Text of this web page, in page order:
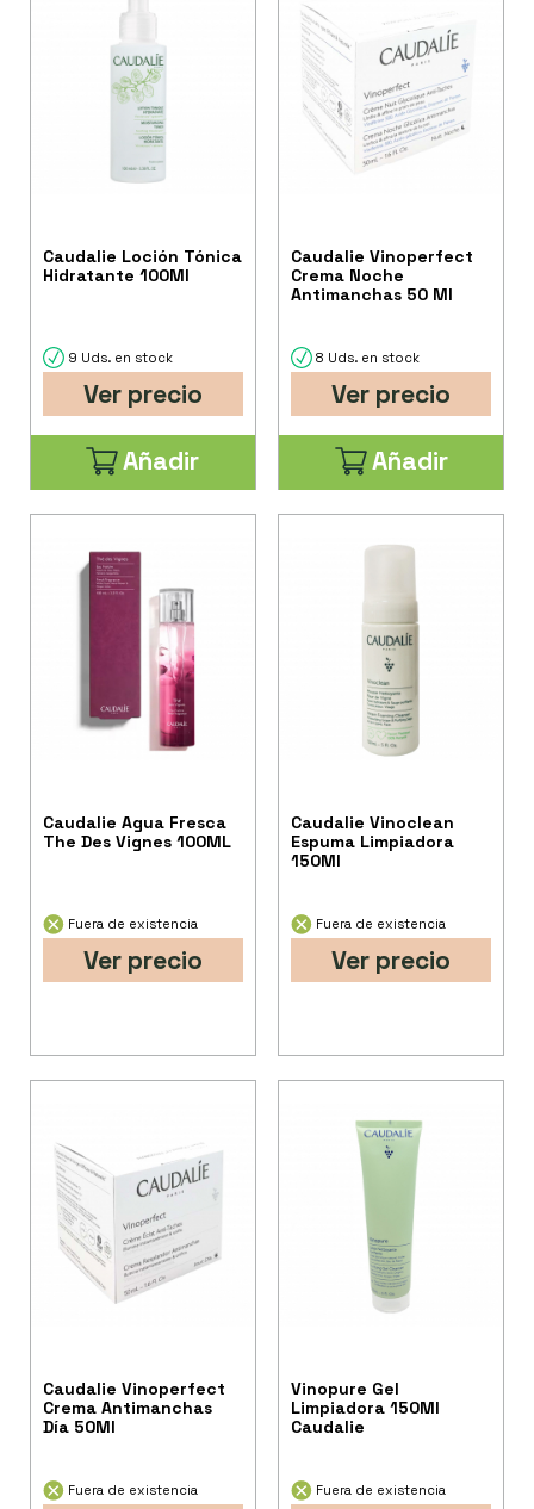
Caudalie Loción Tónica
Hidratante 100Ml
9 Uds. en stock
Ver precio
Añadir
Caudalie Vinoperfect
Crema Noche
Antimanchas 50 Ml
8 Uds. en stock
Ver precio
Añadir
Caudalie Agua Fresca
The Des Vignes 100ML
Fuera de existencia
Ver precio
Caudalie Vinoclean
Espuma Limpiadora
150Ml
Fuera de existencia
Ver precio
Caudalie Vinoperfect
Crema Antimanchas
Día 50Ml
Fuera de existencia
Vinopure Gel
Limpiadora 150Ml
Caudalie
Fuera de existencia